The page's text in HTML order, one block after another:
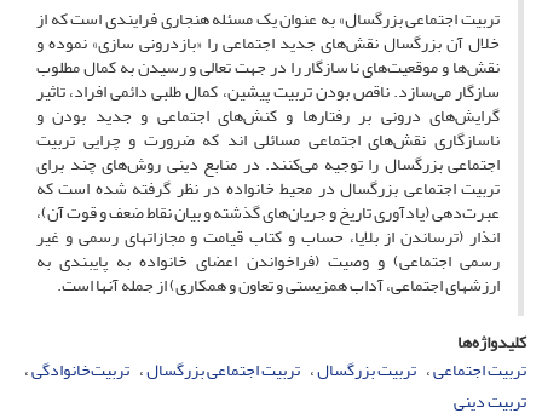
تربیت اجتماعی بزرگسال» به عنوان یک مسئله هنجاری فرایندی است که از
خلال آن بزرگسال نقش‌های جدید اجتماعی را «بازدرونی سازی» نموده و
نقش‌ها و موقعیت‌های ناسازگار را در جهت تعالی و رسیدن به کمال مطلوب
سازگار می‌سازد. ناقص بودن تربیت پیشین، کمال طلبی دائمی افراد، تاثیر
گرایش‌های درونی بر رفتارها و کنش‌های اجتماعی و جدید بودن و
ناسازگاری نقش‌های اجتماعی مسائلی اند که ضرورت و چرایی تربیت
اجتماعی بزرگسال را توجیه می‌کنند. در منابع دینی روش‌های چند برای
تربیت اجتماعی بزرگسال در محیط خانواده در نظر گرفته شده است که
عبرت‌دهی (یادآوری تاریخ و جریان‌های گذشته و بیان نقاط ضعف و قوت آن)،
انذار (ترساندن از بلایا، حساب و کتاب قیامت و مجازاتهای رسمی و غیر
رسمی اجتماعی) و وصیت (فراخواندن اعضای خانواده به پایبندی به
ارزشهای اجتماعی، آداب همزیستی و تعاون و همکاری) از جمله آنها است.
کلیدواژه‌ها
تربیت اجتماعی تربیت بزرگسال تربیت اجتماعی بزرگسال تربیت‌خانوادگی
تربیت دینی